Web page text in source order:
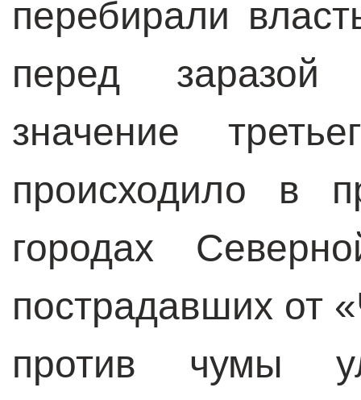
перебирали
перед заразой
значение
происходило в
городах
пострадавших от
против чумы